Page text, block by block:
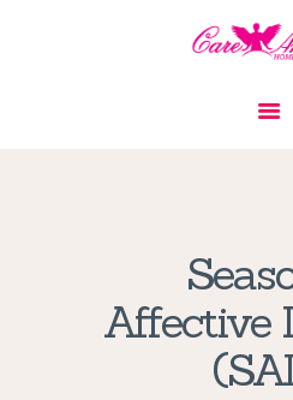
Affective
PRIVACY
APPLICATION
CURRENT